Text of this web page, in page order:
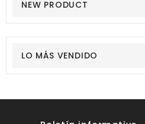
NEW PRODUCT
LO MÁS VENDIDO